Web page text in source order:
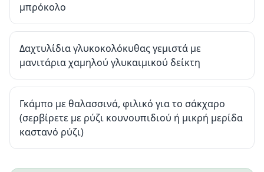
μπρόκολο
Δαχτυλίδια γλυκοκολόκυθας γεμιστά με
μανιτάρια χαμηλού γλυκαιμικού δείκτη
Γκάμπο με θαλασσινά, φιλικό για το σάκχαρο
(σερβίρετε με ρύζι κουνουπιδιού ή μικρή μερίδα
καστανό ρύζι)